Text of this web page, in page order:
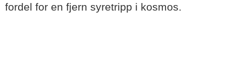
fordel for en fjern syretripp i kosmos.